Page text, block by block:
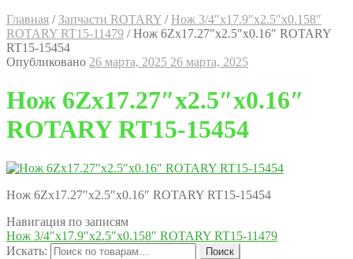
Главная / Запчасти ROTARY / Нож 3/4″х17.9″х2.5″х0.158″
ROTARY RT15-11479 /Нож 6Zх17.27″х2.5″х0.16″ ROTARY
RT15-15454
Опубликовано 26 марта, 2025 26 марта, 2025
Нож 6Zх17.27″х2.5″х0.16″
ROTARY RT15-15454
Нож 6Zх17.27″х2.5″х0.16″ ROTARY RT15-15454
Навигация по записям
Нож 3/4″х17.9″х2.5″х0.158″ ROTARY RT15-11479
Искать:
Поиск